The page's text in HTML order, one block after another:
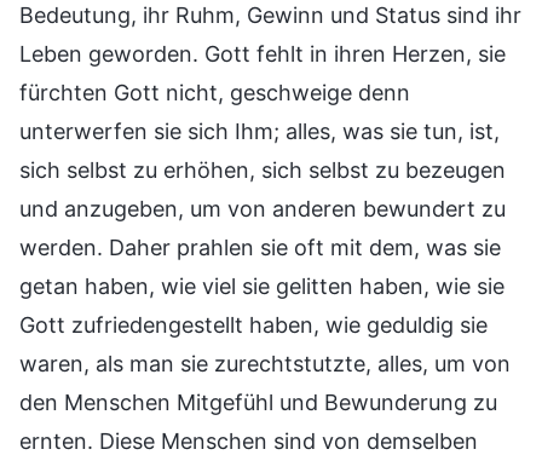
Bedeutung, ihr Ruhm, Gewinn und Status sind ihr
Leben geworden. Gott fehlt in ihren Herzen, sie
fürchten Gott nicht, geschweige denn
unterwerfen sie sich Ihm; alles, was sie tun, ist,
sich selbst zu erhöhen, sich selbst zu bezeugen
und anzugeben, um von anderen bewundert zu
werden. Daher prahlen sie oft mit dem, was sie
getan haben, wie viel sie gelitten haben, wie sie
Gott zufriedengestellt haben, wie geduldig sie
waren, als man sie zurechtstutzte, alles, um von
den Menschen Mitgefühl und Bewunderung zu
ernten. Diese Menschen sind von demselben